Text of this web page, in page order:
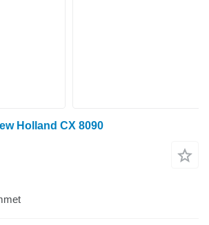
Holland CX 8090